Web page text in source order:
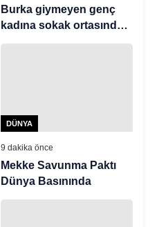
Burka giymeyen genç
kadına sokak ortasında
DÜNYA
9 dakika önce
Mekke Savunma Paktı
Dünya Basınında